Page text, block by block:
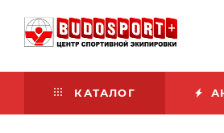
КАТАЛОГ